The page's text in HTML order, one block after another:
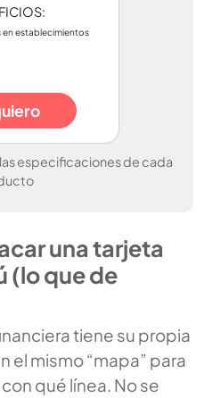
en establecimientos
especificaciones de cada
una tarjeta
(lo que de
tiene su propia
el mismo “mapa” para
qué línea. No se